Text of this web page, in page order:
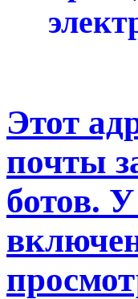
Этот
почты
ботов.